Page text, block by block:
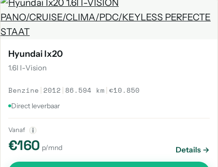
Hyundai Ix20
1.6I I-Vision
Benzine | 2012 | 86.594 km |€10.850
Direct leverbaar
Vanaf i
€160 p/mnd Details →